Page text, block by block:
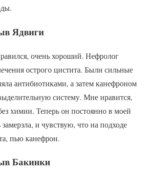
Ядвиги
очень хороший. Нефролог
острого цистита. Были сильные
антибиотиками, а затем канефроном
систему. Мне нравится,
химии. Теперь он постоянно в моей
замерзла, и чувствую, что на подходе
пью канефрон.
Бакинки